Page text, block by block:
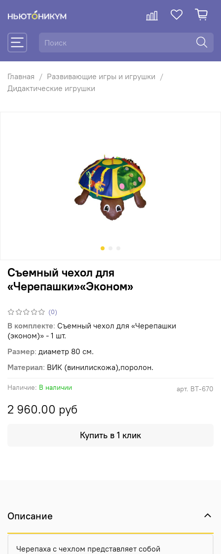
Главная
Развивающие игры и игрушки
Дидактические игрушки
(0)
арт. ВТ-670
Наличие: В наличии
Съемный чехол для
«Черепашки»«Эконом»
2 960.00 руб
Купить в 1 клик
В комплекте: Съемный чехол для «Черепашки
(эконом)» - 1 шт.
Размер: диаметр 80 см.
Материал: ВИК (винилискожа),поролон.
Описание
Черепаха с чехлом представляет собой